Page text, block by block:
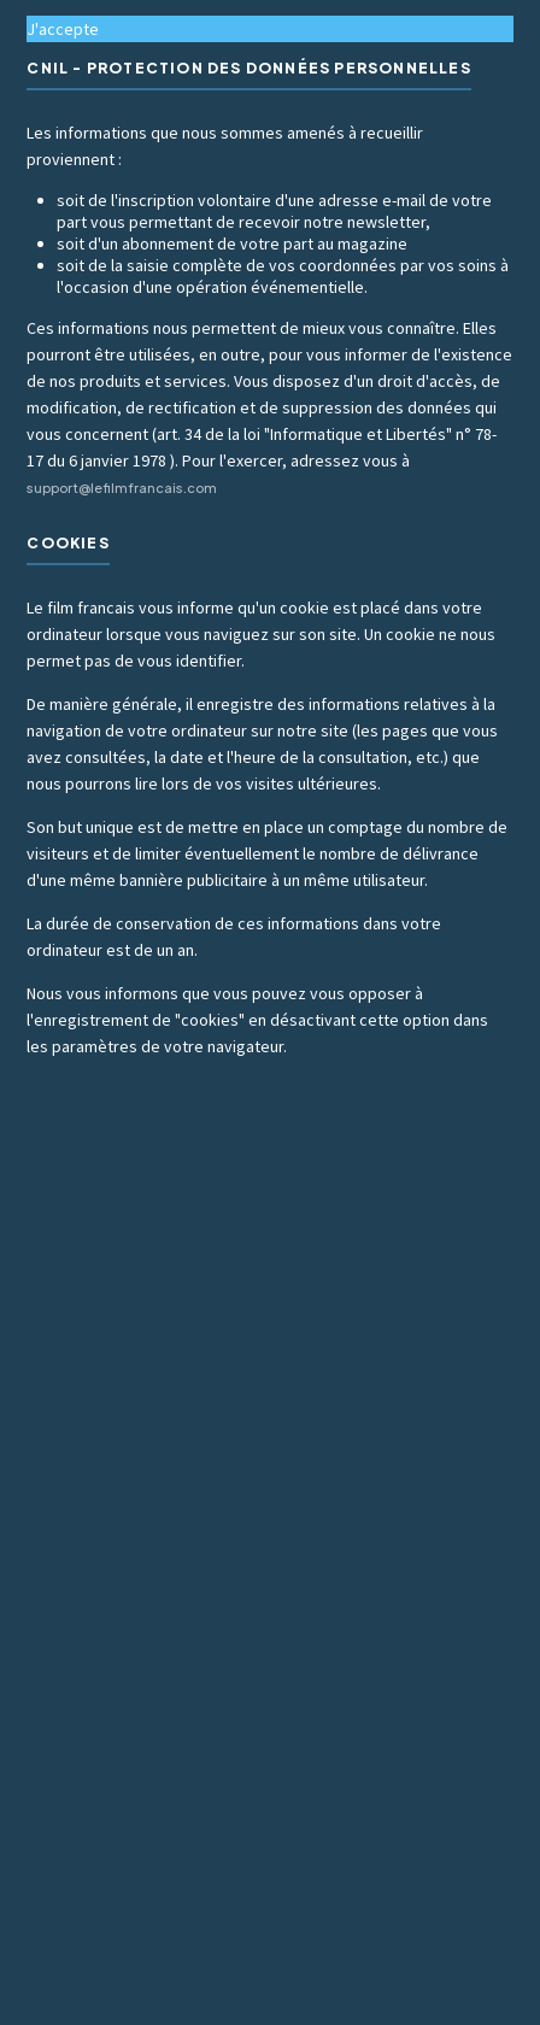
J'accepte
CNIL - PROTECTION DES DONNÉES PERSONNELLES
Les informations que nous sommes amenés à recueillir
proviennent :
soit de l'inscription volontaire d'une adresse e-mail de votre
part vous permettant de recevoir notre newsletter,
soit d'un abonnement de votre part au magazine
soit de la saisie complète de vos coordonnées par vos soins à
l'occasion d'une opération événementielle.
Ces informations nous permettent de mieux vous connaître. Elles
pourront être utilisées, en outre, pour vous informer de l'existence
de nos produits et services. Vous disposez d'un droit d'accès, de
modification, de rectification et de suppression des données qui
vous concernent (art. 34 de la loi "Informatique et Libertés" n° 78-
17 du 6 janvier 1978 ). Pour l'exercer, adressez vous à
support@lefilmfrancais.com
COOKIES
Le film francais vous informe qu'un cookie est placé dans votre
ordinateur lorsque vous naviguez sur son site. Un cookie ne nous
permet pas de vous identifier.
De manière générale, il enregistre des informations relatives à la
navigation de votre ordinateur sur notre site (les pages que vous
avez consultées, la date et l'heure de la consultation, etc.) que
nous pourrons lire lors de vos visites ultérieures.
Son but unique est de mettre en place un comptage du nombre de
visiteurs et de limiter éventuellement le nombre de délivrance
d'une même bannière publicitaire à un même utilisateur.
La durée de conservation de ces informations dans votre
ordinateur est de un an.
Nous vous informons que vous pouvez vous opposer à
l'enregistrement de "cookies" en désactivant cette option dans
les paramètres de votre navigateur.